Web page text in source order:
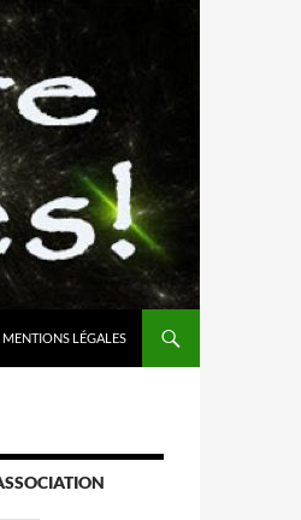
MENTIONS LÉGALES